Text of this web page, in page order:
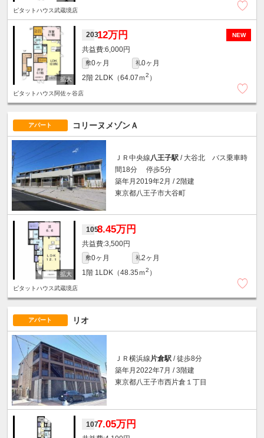
ピタットハウス武蔵境店
NEW
20312万円
6,000円
敷0ヶ月 礼0ヶ月
2階 2LDK（64.07ｍ2 ）
ピタットハウス阿佐ヶ谷店
アパート コリーヌメゾンＡ
ＪＲ中央線八王子駅 / 大谷北 バス乗車時
間18分 停歩5分
築年月2019年2月 / 2階建
東京都八王子市大谷町
1058.45万円
3,500円
敷0ヶ月 礼2ヶ月
1階 1LDK（48.35ｍ2 ）
ピタットハウス武蔵境店
アパート リオ
ＪＲ横浜線片倉駅 / 徒歩8分
築年月2022年7月 / 3階建
東京都八王子市西片倉１丁目
1077.05万円